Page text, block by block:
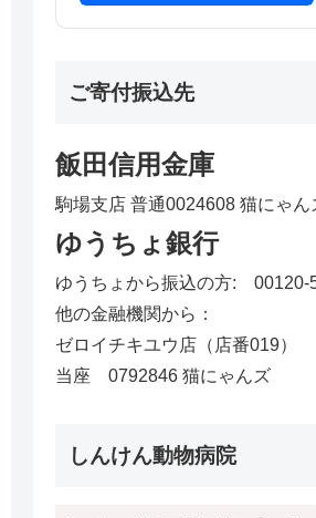
ご寄付振込先
飯田信用金庫
駒場支店 普通0024608 猫にゃん
ゆうちょ銀行
ゆうちょから振込の方: 00120-
他の金融機関から：
ゼロイチキユウ店（店番019）
当座 0792846 猫にゃんズ
しんけん動物病院